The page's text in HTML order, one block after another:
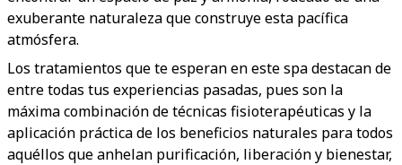
exuberante naturaleza que construye esta pacífica
atmósfera.
Los tratamientos que te esperan en este spa destacan de
entre todas tus experiencias pasadas, pues son la
máxima combinación de técnicas fisioterapéuticas y la
aplicación práctica de los beneficios naturales para todos
aquéllos que anhelan purificación, liberación y bienestar,